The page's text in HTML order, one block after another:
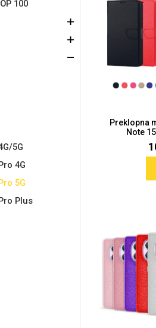
100
5G
4G
5G
Plus
Preklopna
Note
Najprodavanije - TOP 100
Spigen maskice
Adapteri za mobitel